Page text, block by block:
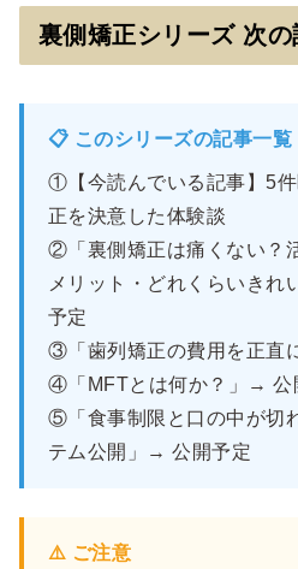
裏側矯正シリーズ 次の
📋 このシリーズの記事一覧
①【今読んでいる記事】5
正を決意した体験談
②「裏側矯正は痛くない？
メリット・どれくらいき
予定
③「歯列矯正の費用を正直
④「MFTとは何か？」→ 公
⑤「食事制限と口の中が切
テム公開」→ 公開予定
⚠️ ご注意